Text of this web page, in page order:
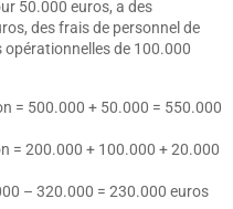
50.000 euros, a des
des frais de personnel de
de 100.000
= 500.000 + 50.000 = 550.000
= 200.000 + 100.000 + 20.000
– 320.000 = 230.000 euros